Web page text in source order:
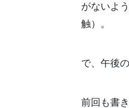
がないよ
触）。
で、午後
前回も書